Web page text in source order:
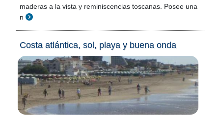
maderas a la vista y reminiscencias toscanas. Posee una
n
Costa atlántica, sol, playa y buena onda